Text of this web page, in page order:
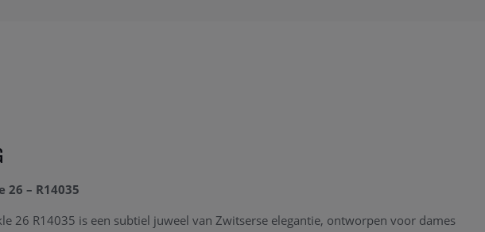
26 – R14035
26 R14035 is een subtiel juweel van Zwitserse elegantie, ontworpen voor dames